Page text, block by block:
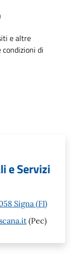
e altre
di
e Servizi
Signa (FI)
(Pec)